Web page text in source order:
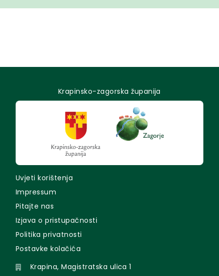
Krapinsko-zagorska županija
Uvjeti korištenja
Impressum
Pitajte nas
Izjava o pristupačnosti
Politika privatnosti
Postavke kolačića
Krapina, Magistratska ulica 1